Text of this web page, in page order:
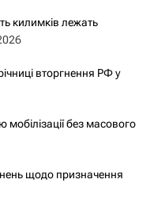
килимків лежать
вторгнення РФ у
без масового
щодо призначення